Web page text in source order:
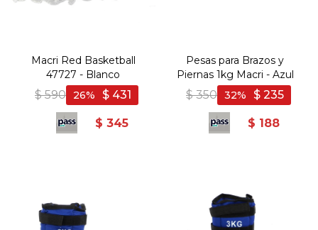
Macri Red Basketball
47727 - Blanco
$ 590 $ 431
26
$ 345
Pesas para Brazos y
Piernas 1kg Macri - Azul
$ 350 $ 235
32
$ 188